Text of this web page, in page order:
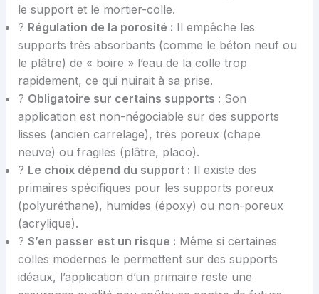
le support et le mortier-colle.
? Régulation de la porosité : Il empêche les
supports très absorbants (comme le béton neuf ou
le plâtre) de « boire » l’eau de la colle trop
rapidement, ce qui nuirait à sa prise.
? Obligatoire sur certains supports : Son
application est non-négociable sur des supports
lisses (ancien carrelage), très poreux (chape
neuve) ou fragiles (plâtre, placo).
? Le choix dépend du support : Il existe des
primaires spécifiques pour les supports poreux
(polyuréthane), humides (époxy) ou non-poreux
(acrylique).
? S’en passer est un risque : Même si certaines
colles modernes le permettent sur des supports
idéaux, l’application d’un primaire reste une